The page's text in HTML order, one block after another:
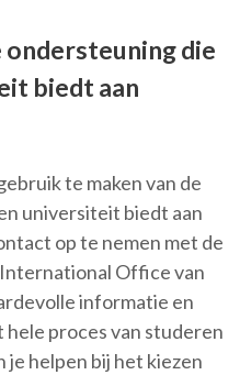
ondersteuning die
biedt aan
te maken van de
universiteit biedt aan
op te nemen met de
Office van
informatie en
proces van studeren
helpen bij het kiezen